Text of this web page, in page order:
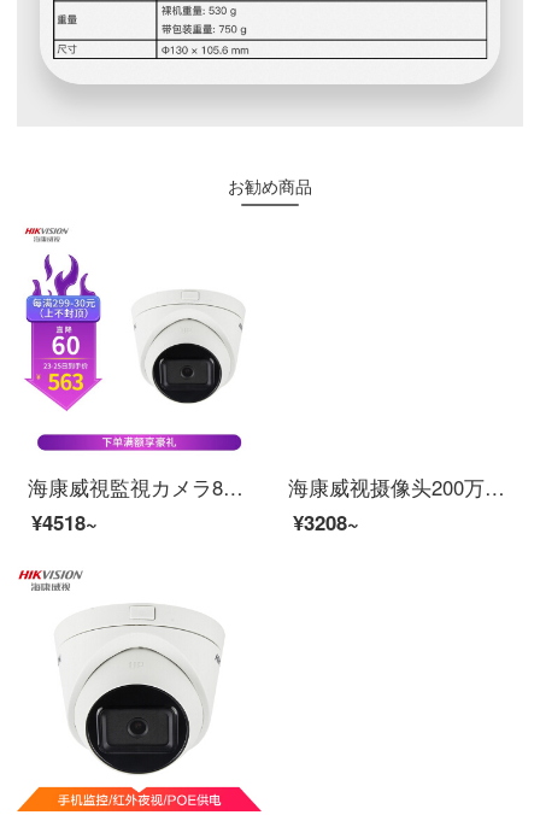
お勧め商品
海康威視監視カメラ800万光星級ケーブル給電ネットワークカメラ高清赤外線監視カメラDS-2 CD 3386 FWD V 2-IS 4 mm
¥4518~
海康威视摄像头200万网络高清半球POE带音频插卡夜视红外监控设备套装监控器DS-2CD3325F-IS 4mm
¥3208~